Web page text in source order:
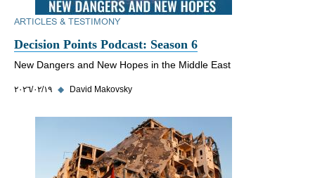
ARTICLES & TESTIMONY
Decision Points Podcast: Season 6
New Dangers and New Hopes in the Middle East
١٩‏/٠٢‏/٢٠٢٦ ◆ David Makovsky